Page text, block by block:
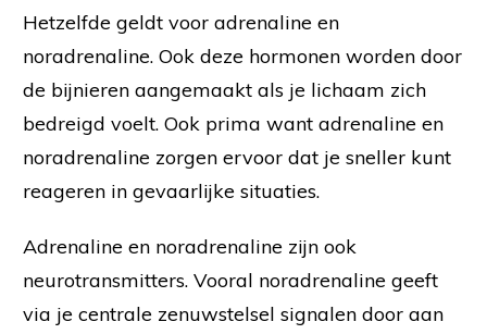
Hetzelfde geldt voor adrenaline en
noradrenaline. Ook deze hormonen worden door
de bijnieren aangemaakt als je lichaam zich
bedreigd voelt. Ook prima want adrenaline en
noradrenaline zorgen ervoor dat je sneller kunt
reageren in gevaarlijke situaties.
Adrenaline en noradrenaline zijn ook
neurotransmitters. Vooral noradrenaline geeft
via je centrale zenuwstelsel signalen door aan